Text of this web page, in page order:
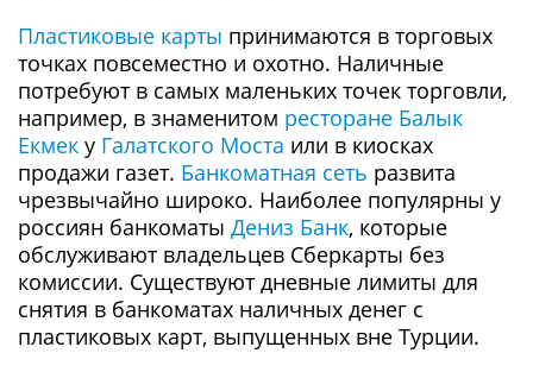
Пластиковые карты принимаются в торговых
точках повсеместно и охотно. Наличные
потребуют в самых маленьких точек торговли,
например, в знаменитом ресторане Балык
Екмек у Галатского Моста или в киосках
продажи газет. Банкоматная сеть развита
чрезвычайно широко. Наиболее популярны у
россиян банкоматы Дениз Банк, которые
обслуживают владельцев Сберкарты без
комиссии. Существуют дневные лимиты для
снятия в банкоматах наличных денег с
пластиковых карт, выпущенных вне Турции.